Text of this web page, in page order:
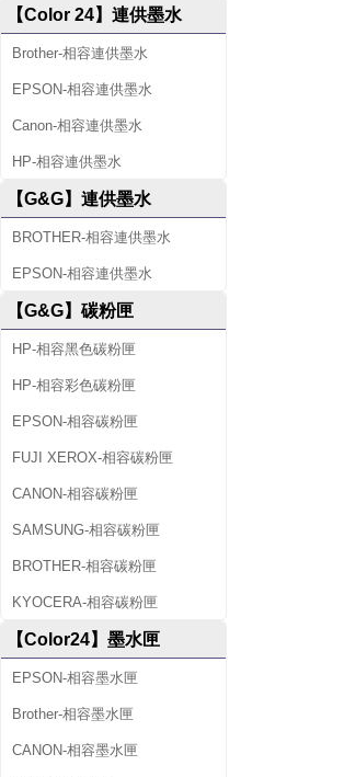
【Color 24】連供墨水
Brother-相容連供墨水
EPSON-相容連供墨水
Canon-相容連供墨水
HP-相容連供墨水
【G&G】連供墨水
BROTHER-相容連供墨水
EPSON-相容連供墨水
【G&G】碳粉匣
HP-相容黑色碳粉匣
HP-相容彩色碳粉匣
EPSON-相容碳粉匣
FUJI XEROX-相容碳粉匣
CANON-相容碳粉匣
SAMSUNG-相容碳粉匣
BROTHER-相容碳粉匣
KYOCERA-相容碳粉匣
【Color24】墨水匣
EPSON-相容墨水匣
Brother-相容墨水匣
CANON-相容墨水匣